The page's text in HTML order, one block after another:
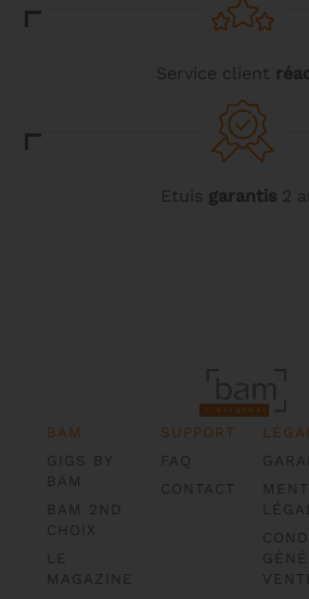
Service client
Etuis garantis2
BAM
GIGS BY
BAM
BAM 2ND
CHOIX
LE
MAGAZINE
SUPPORT
FAQ
CONTACT